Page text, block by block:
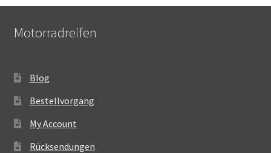
Motorradreifen
Blog
Bestellvorgang
My Account
Rücksendungen